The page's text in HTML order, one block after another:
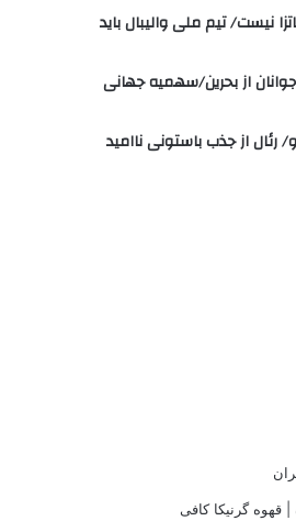
نیست/ تیم ملی والیبال باید
از بحرین/سهمیه جهانی
از جذب باستونی ناامید
قهوه گرنیکا کافی